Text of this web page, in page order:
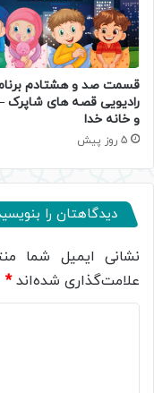
قسمت صد و هشتادم
رادیویی قصه های شاپرک
و خانه خدا
5 روز پیش
دیدگاهتان را
نشانی ایمیل شما
علامت‌گذاری شده‌اند*